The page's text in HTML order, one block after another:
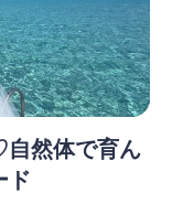
然体で育ん
ド